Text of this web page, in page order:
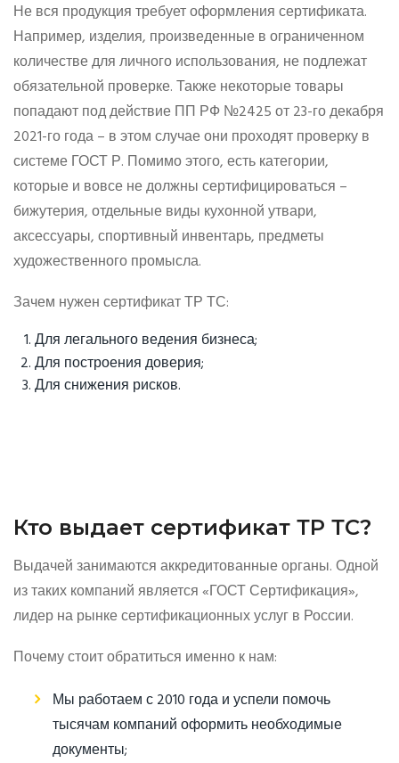
Не вся продукция требует оформления сертификата.
Например, изделия, произведенные в ограниченном
количестве для личного использования, не подлежат
обязательной проверке. Также некоторые товары
попадают под действие ПП РФ №2425 от 23-го декабря
2021-го года – в этом случае они проходят проверку в
системе ГОСТ Р. Помимо этого, есть категории,
которые и вовсе не должны сертифицироваться –
бижутерия, отдельные виды кухонной утвари,
аксессуары, спортивный инвентарь, предметы
художественного промысла.
Зачем нужен сертификат ТР ТС:
Для легального ведения бизнеса;
Для построения доверия;
Для снижения рисков.
Кто выдает сертификат ТР ТС?
Выдачей занимаются аккредитованные органы. Одной
из таких компаний является «ГОСТ Сертификация»,
лидер на рынке сертификационных услуг в России.
Почему стоит обратиться именно к нам:
Мы работаем с 2010 года и успели помочь
тысячам компаний оформить необходимые
документы;